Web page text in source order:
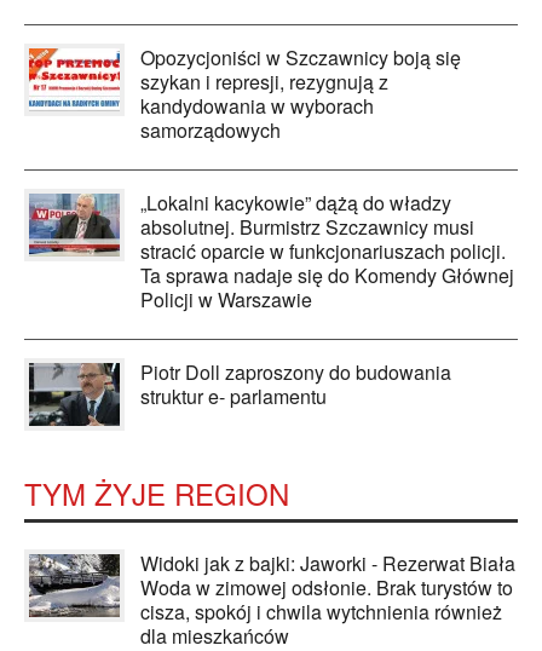
Opozycjoniści w Szczawnicy boją się
szykan i represji, rezygnują z
kandydowania w wyborach
samorządowych
„Lokalni kacykowie” dążą do władzy
absolutnej. Burmistrz Szczawnicy musi
stracić oparcie w funkcjonariuszach policji.
Ta sprawa nadaje się do Komendy Głównej
Policji w Warszawie
Piotr Doll zaproszony do budowania
struktur e- parlamentu
TYM ŻYJE REGION
Widoki jak z bajki: Jaworki - Rezerwat Biała
Woda w zimowej odsłonie. Brak turystów to
cisza, spokój i chwila wytchnienia również
dla mieszkańców